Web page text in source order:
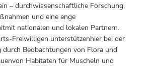
– durchwissenschaftliche Forschung,
und eine enge
nationalen und lokalen Partnern.
Freiwilligen unterstützenhier bei der
durch Beobachtungen von Flora und
Habitaten für Muscheln und